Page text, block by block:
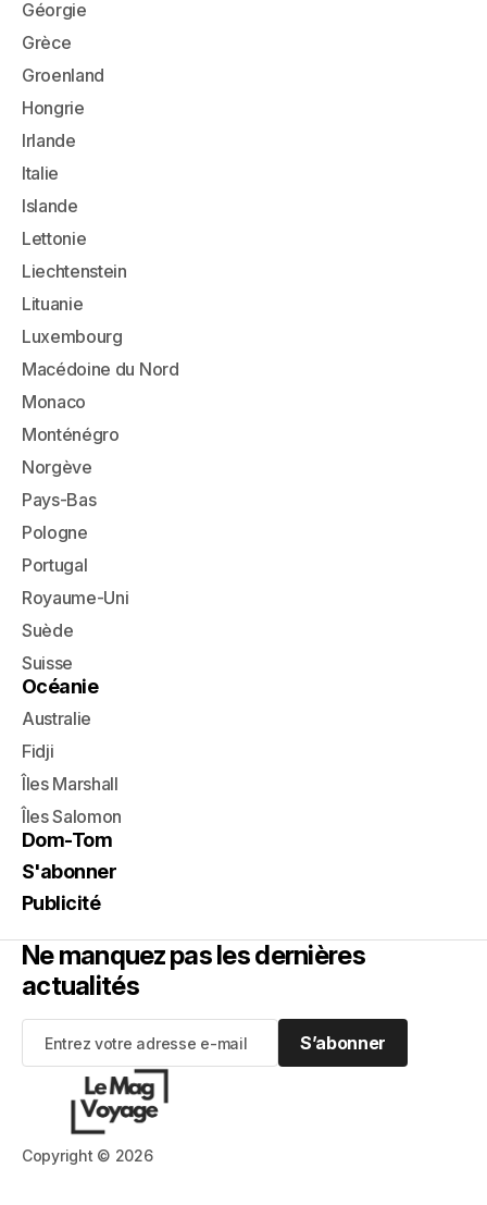
Copyright © 2026
Géorgie
Grèce
Groenland
Hongrie
Irlande
Italie
Islande
Lettonie
Liechtenstein
Lituanie
Luxembourg
Macédoine du Nord
Monaco
Monténégro
Norgève
Pays-Bas
Pologne
Portugal
Royaume-Uni
Suède
Suisse
Océanie
Australie
Fidji
Îles Marshall
Îles Salomon
Dom-Tom
S'abonner
Publicité
Ne manquez pas les dernières
actualités
S’abonner
S’abonner